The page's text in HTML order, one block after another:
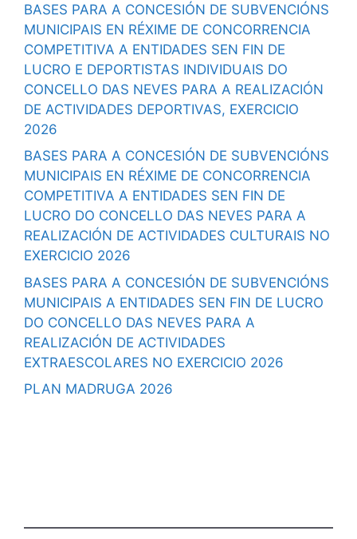
BASES PARA A CONCESIÓN DE SUBVENCIÓNS
MUNICIPAIS EN RÉXIME DE CONCORRENCIA
COMPETITIVA A ENTIDADES SEN FIN DE
LUCRO E DEPORTISTAS INDIVIDUAIS DO
CONCELLO DAS NEVES PARA A REALIZACIÓN
DE ACTIVIDADES DEPORTIVAS, EXERCICIO
2026
BASES PARA A CONCESIÓN DE SUBVENCIÓNS
MUNICIPAIS EN RÉXIME DE CONCORRENCIA
COMPETITIVA A ENTIDADES SEN FIN DE
LUCRO DO CONCELLO DAS NEVES PARA A
REALIZACIÓN DE ACTIVIDADES CULTURAIS NO
EXERCICIO 2026
BASES PARA A CONCESIÓN DE SUBVENCIÓNS
MUNICIPAIS A ENTIDADES SEN FIN DE LUCRO
DO CONCELLO DAS NEVES PARA A
REALIZACIÓN DE ACTIVIDADES
EXTRAESCOLARES NO EXERCICIO 2026
PLAN MADRUGA 2026